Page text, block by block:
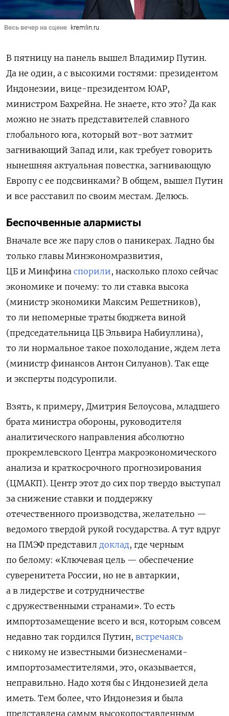
Весь вечер на сцене kremlin.ru
В пятницу на панель вышел Владимир Путин.
Да не один, а с высокими гостями: президентом
Индонезии, вице-президентом ЮАР,
министром Бахрейна. Не знаете, кто это? Да как
можно не знать представителей славного
глобального юга, который вот-вот затмит
загнивающий Запад или, как требует говорить
нынешняя актуальная повестка, загнивающую
Европу с ее подсвинками? В общем, вышел Путин
и все расставил по своим местам. Делюсь.
Беспочвенные алармисты
Вначале все же пару слов о паникерах. Ладно бы
только главы Минэкономразвития,
ЦБ и Минфина спорили, насколько плохо сейчас
экономике и почему: то ли ставка высока
(министр экономики Максим Решетников),
то ли непомерные траты бюджета виной
(председательница ЦБ Эльвира Набиуллина),
то ли нормальное такое похолодание, ждем лета
(министр финансов Антон Силуанов). Так еще
и эксперты подсуропили.
Взять, к примеру, Дмитрия Белоусова, младшего
брата министра обороны, руководителя
аналитического направления абсолютно
прокремлевского Центра макроэкономического
анализа и краткосрочного прогнозирования
(ЦМАКП). Центр этот до сих пор твердо выступал
за снижение ставки и поддержку
отечественного производства, желательно —
ведомого твердой рукой государства. А тут вдруг
на ПМЭФ представил доклад, где черным
по белому: «Ключевая цель — обеспечение
суверенитета России, но не в автаркии,
а в лидерстве и сотрудничестве
с дружественными странами». То есть
импортозамещение всего и вся, которым совсем
недавно так гордился Путин, встречаясь
с никому не известными бизнесменами-
импортозаместителями, это, оказывается,
неправильно. Надо хотя бы с Индонезией дела
иметь. Тем более, что Индонезия и была
представлена самым высокопоставленным